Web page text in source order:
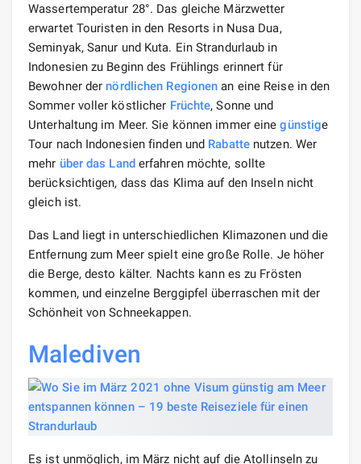
Wassertemperatur 28°. Das gleiche Märzwetter
erwartet Touristen in den Resorts in Nusa Dua,
Seminyak, Sanur und Kuta. Ein Strandurlaub in
Indonesien zu Beginn des Frühlings erinnert für
Bewohner der nördlichen Regionen an eine Reise in den
Sommer voller köstlicher Früchte, Sonne und
Unterhaltung im Meer. Sie können immer einegünstige
Tour nach Indonesien finden und Rabattenutzen. Wer
mehr über das Landerfahren möchte, sollte
berücksichtigen, dass das Klima auf den Inseln nicht
gleich ist.
Das Land liegt in unterschiedlichen Klimazonen und die
Entfernung zum Meer spielt eine große Rolle. Je höher
die Berge, desto kälter. Nachts kann es zu Frösten
kommen, und einzelne Berggipfel überraschen mit der
Schönheit von Schneekappen.
Malediven
Es ist unmöglich, im März nicht auf die Atollinseln zu